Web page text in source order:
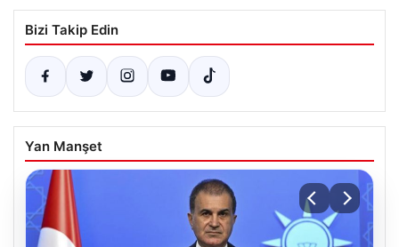
Bizi Takip Edin
Yan Manşet